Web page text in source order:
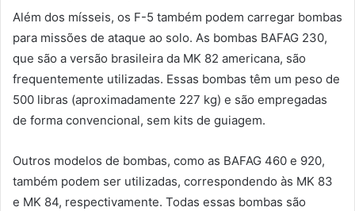
Além dos mísseis, os F-5 também podem carregar bombas
para missões de ataque ao solo. As bombas BAFAG 230,
que são a versão brasileira da MK 82 americana, são
frequentemente utilizadas. Essas bombas têm um peso de
500 libras (aproximadamente 227 kg) e são empregadas
de forma convencional, sem kits de guiagem.
Outros modelos de bombas, como as BAFAG 460 e 920,
também podem ser utilizadas, correspondendo às MK 83
e MK 84, respectivamente. Todas essas bombas são